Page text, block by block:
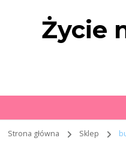
Życie
Strona główna Sklep